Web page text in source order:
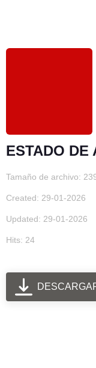
ESTADO DE
Tamaño de archivo:
Created: 29-01-2026
Updated: 29-01-2026
Hits: 24